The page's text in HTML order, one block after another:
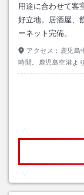
用途に合わせて客
好立地。居酒屋、
ーネット完備。
アクセス： 鹿児島
時間。鹿児島空港よ